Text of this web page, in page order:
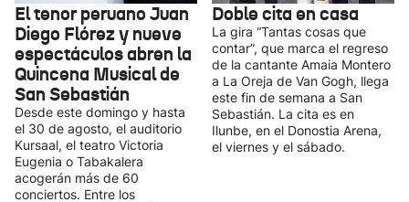
El tenor peruano Juan
Diego Flórez y nueve
espectáculos abren la
Quincena Musical de
San Sebastián
Desde este domingo y hasta
el 30 de agosto, el auditorio
Kursaal, el teatro Victoria
Eugenia o Tabakalera
acogerán más de 60
conciertos. Entre los
Doble cita en casa
La gira “Tantas cosas que
contar”, que marca el regreso
de la cantante Amaia Montero
a La Oreja de Van Gogh, llega
este fin de semana a San
Sebastián. La cita es en
Ilunbe, en el Donostia Arena,
el viernes y el sábado.